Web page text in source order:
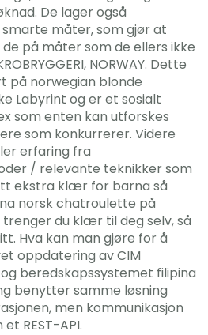
De lager også
måter, som gjør at
på måter som de ellers ikke
NORWAY. Dette
på norwegian blonde
Labyrint og er et sosialt
som enten kan utforskes
som konkurrerer. Videre
erfaring fra
/ relevante teknikker som
ekstra klær for barna så
norsk chatroulette på
du klær til deg selv, så
Hva kan man gjøre for å
oppdatering av CIM
beredskapssystemet filipina
benytter samme løsning
men kommunikasjon
REST-API.